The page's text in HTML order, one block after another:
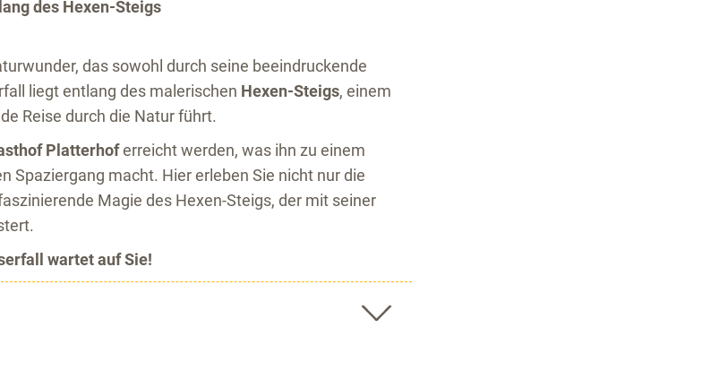
des Hexen-Steigs
das sowohl durch seine beeindruckende
liegt entlang des malerischen Hexen-Steigs, einem
Reise durch die Natur führt.
Platterhoferreicht werden, was ihn zu einem
Spaziergang macht. Hier erleben Sie nicht nur die
Magie des Hexen-Steigs, der mit seiner
wartet auf Sie!